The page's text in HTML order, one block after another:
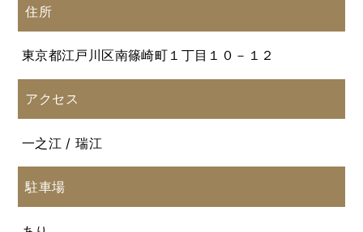
住所
東京都江戸川区南篠崎町１丁目１０－１２
アクセス
一之江 / 瑞江
駐車場